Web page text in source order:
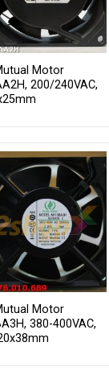
Motor
200/240VAC,
Motor
380-400VAC,